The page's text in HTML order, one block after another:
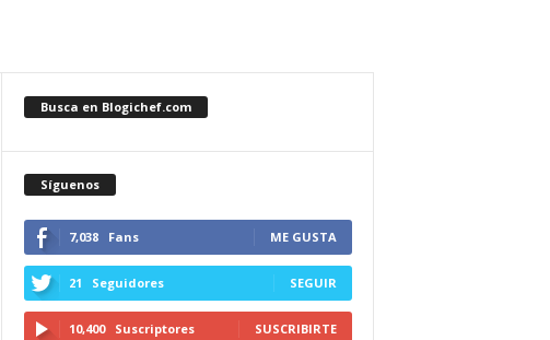
Busca en Blogichef.com
Síguenos
7,038 Fans ME GUSTA
21 Seguidores SEGUIR
10,400 Suscriptores SUSCRIBIRTE